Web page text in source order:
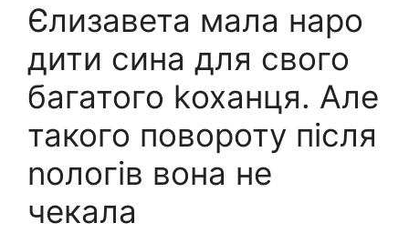
Єлизавета мала наро
дити сина для свого
багатого kоханця. Але
такого повороту після
nологів вона не
чекала